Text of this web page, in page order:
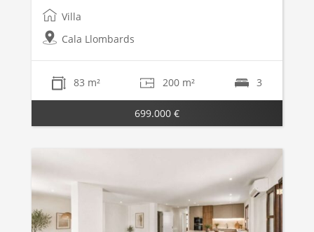
Villa
Cala Llombards
83 m² 200 m² 3
699.000 €